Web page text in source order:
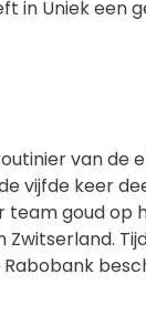
in Uniek
van
vijfde keer
team goud op
Zwitserland.